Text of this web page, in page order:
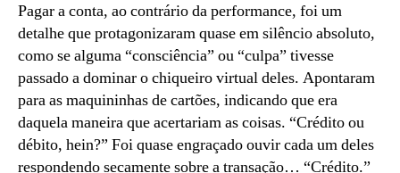
Pagar a conta, ao contrário da performance, foi um
detalhe que protagonizaram quase em silêncio absoluto,
como se alguma “consciência” ou “culpa” tivesse
passado a dominar o chiqueiro virtual deles. Apontaram
para as maquininhas de cartões, indicando que era
daquela maneira que acertariam as coisas. “Crédito ou
débito, hein?” Foi quase engraçado ouvir cada um deles
respondendo secamente sobre a transação… “Crédito.”